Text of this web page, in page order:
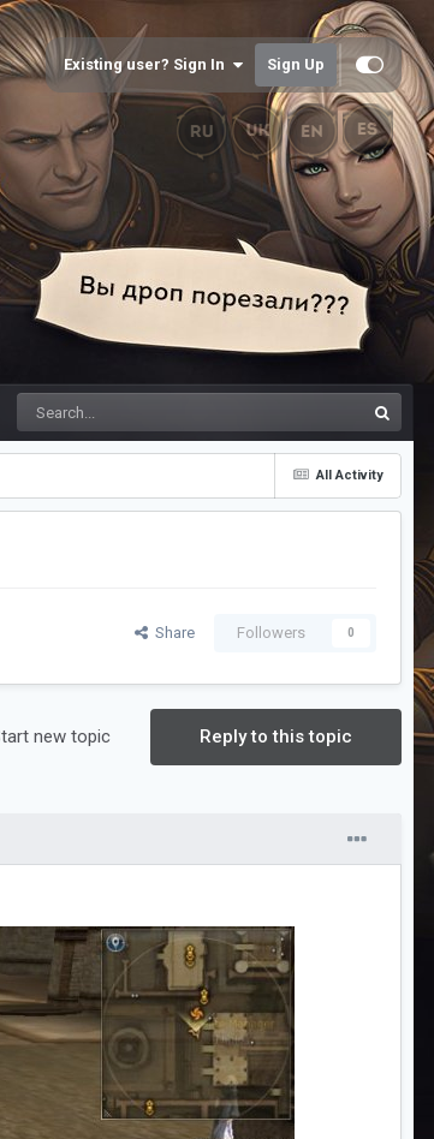
Existing user? Sign In Sign Up
All Activity
Share Followers 0
Reply to this topic
new topic